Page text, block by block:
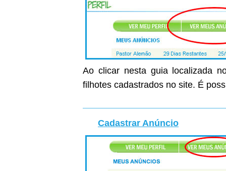
Ao clicar nesta guia localizada
filhotes cadastrados no site. É
Cadastrar Anúncio